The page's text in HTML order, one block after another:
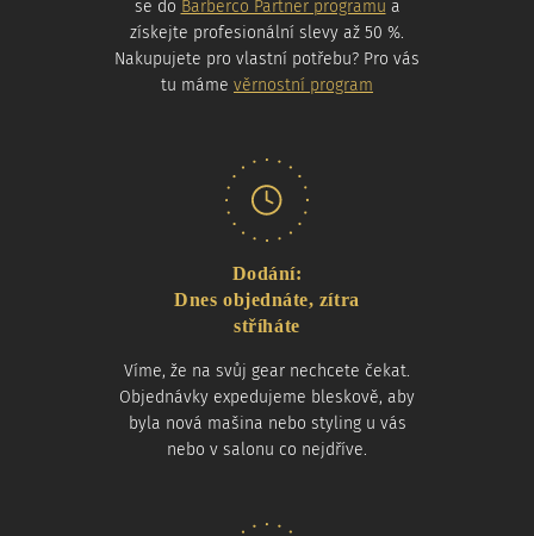
se do Barberco Partner programu a
získejte profesionální slevy až 50 %.
Nakupujete pro vlastní potřebu? Pro vás
tu máme věrnostní program
Dodání:
Dnes objednáte, zítra
stříháte
Víme, že na svůj gear nechcete čekat.
Objednávky expedujeme bleskově, aby
byla nová mašina nebo styling u vás
nebo v salonu co nejdříve.